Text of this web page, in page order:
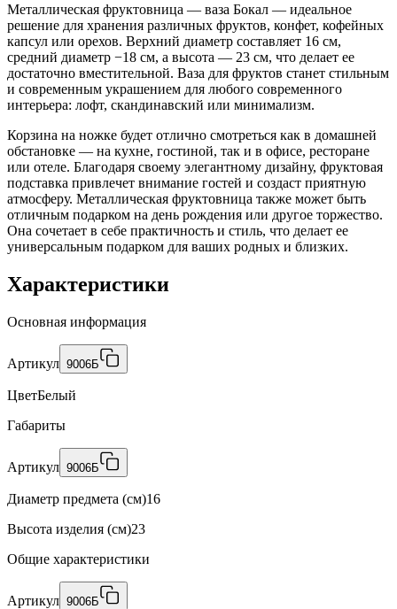
Металлическая фруктовница — ваза Бокал — идеальное
решение для хранения различных фруктов, конфет, кофейных
капсул или орехов. Верхний диаметр составляет 16 см,
средний диаметр −18 см, а высота — 23 см, что делает ее
достаточно вместительной. Ваза для фруктов станет стильным
и современным украшением для любого современного
интерьера: лофт, скандинавский или минимализм.
Корзина на ножке будет отлично смотреться как в домашней
обстановке — на кухне, гостиной, так и в офисе, ресторане
или отеле. Благодаря своему элегантному дизайну, фруктовая
подставка привлечет внимание гостей и создаст приятную
атмосферу. Металлическая фруктовница также может быть
отличным подарком на день рождения или другое торжество.
Она сочетает в себе практичность и стиль, что делает ее
универсальным подарком для ваших родных и близких.
Характеристики
Основная информация
Артикул 9006Б
ЦветБелый
Габариты
Артикул 9006Б
Диаметр предмета (см)16
Высота изделия (см)23
Общие характеристики
Артикул 9006Б